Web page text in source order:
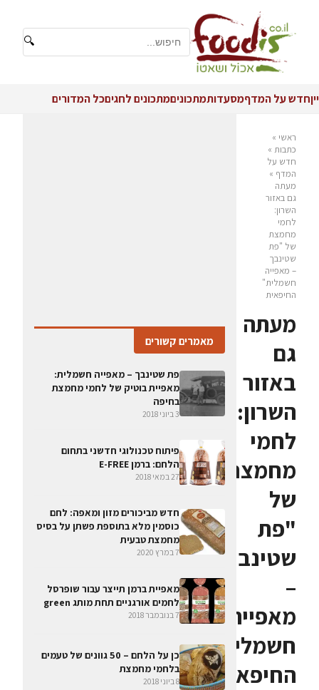
🔍
ייןחדש על המדףמסעדותמתכוניםמתכונים לחגיםכל המדורים
ראשי »
כתבות »
חדש על
המדף »
מעתה
גם באזור
השרון:
לחמי
מחמצת
של "פת
שטינבך
– מאפייה
חשמלית"
החיפאית
מעתה
גם
באזור
השרון:
לחמי
מחמצת
של
"פת
שטינבך
–
מאפייה
חשמלית"
החיפאית
מאמרים קשורים
פת שטינבך – מאפייה חשמלית:
מאפיית בוטיק של לחמי מחמצת
בחיפה
3 ביוני 2018
פיתוח טכנולוגי חדשני בתחום
הלחם: ברמן E-FREE
27 במאי 2018
חדש מביכורים מזון ומאפה: לחם
כוסמין מלא בתוספת פשתן על בסיס
מחמצת טבעית
7 במרץ 2020
מאפיית ברמן תייצר עבור שופרסל
לחמים אורגניים תחת מותג green
7 בנובמבר 2018
כן על הלחם – 50 גוונים של טעמים
בלחמי מחמצת
8 ביוני 2018